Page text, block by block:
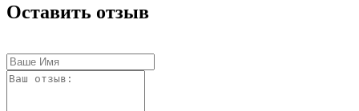
Оставить отзыв